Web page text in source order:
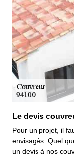
Le devis
Pour un projet, il
envisagés. Quel
un devis à nos